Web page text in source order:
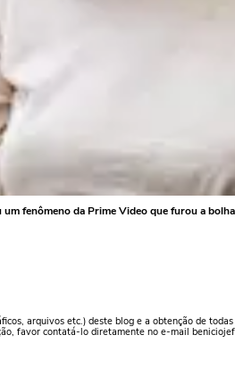
fenômeno da Prime Video que furou a
arquivos etc.) deste blog e a obtenção de
favor contatá-lo diretamente no e-mail